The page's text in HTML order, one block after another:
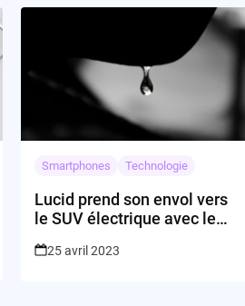
Smartphones Technologie
Lucid prend son envol vers
le SUV électrique avec le
25 avril 2023